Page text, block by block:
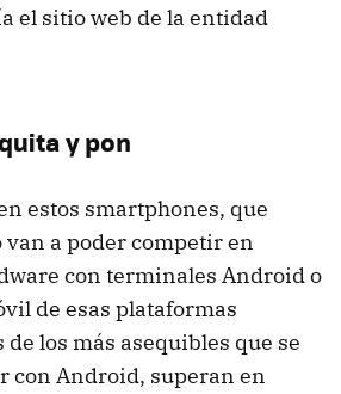
el sitio web de la entidad
y pon
estos smartphones, que
van a poder competir en
con terminales Android o
de esas plataformas
los más asequibles que se
con Android, superan en